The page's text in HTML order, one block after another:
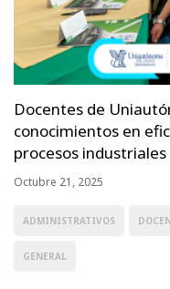
Docentes de
conocimientos en
procesos industriales
Octubre 21, 2025
ADMINISTRATIVOS
GENERAL